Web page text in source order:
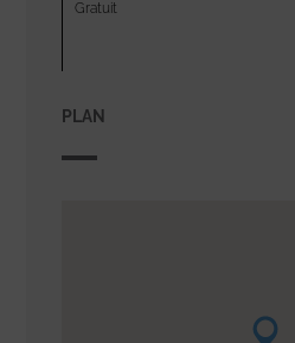
Gratuit
PLAN